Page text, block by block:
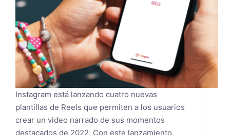
Instagram está lanzando cuatro nuevas
plantillas de Reels que permiten a los usuarios
crear un video narrado de sus momentos
destacados de 2022. Con este lanzamiento,